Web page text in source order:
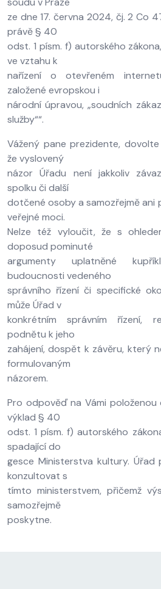
ze dne 17. června 2024, čj. 2 Co
právě § 40
odst. 1 písm. f) autorského
ve vztahu k
nařízení o otevřeném
založené evropskou i
národní úpravou, „soudních
služby““.
Vážený pane prezidente,
že vyslovený
názor Úřadu není jakkoliv
spolku či další
dotčené osoby a samozřejmě ani
veřejné moci.
Nelze též vyloučit, že s
doposud pominuté
argumenty uplatněné
budoucnosti vedeného
správního řízení či specifické
může Úřad v
konkrétním správním řízení,
podnětu k jeho
zahájení, dospět k závěru, který
formulovaným
názorem.
Pro odpověď na Vámi
výklad § 40
odst. 1 písm. f) autorského
spadající do
gesce Ministerstva kultury.
konzultovat s
tímto ministerstvem, přičemž
samozřejmě
poskytne.